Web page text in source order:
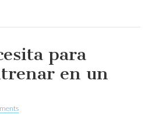
para
en un